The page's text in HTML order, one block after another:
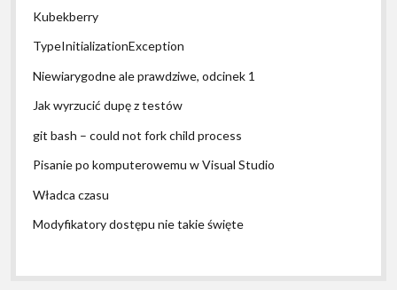
Kubekberry
TypeInitializationException
Niewiarygodne ale prawdziwe, odcinek 1
Jak wyrzucić dupę z testów
git bash – could not fork child process
Pisanie po komputerowemu w Visual Studio
Władca czasu
Modyfikatory dostępu nie takie święte